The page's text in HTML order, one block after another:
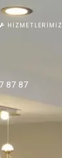
HIZMETLERIMIZ
87 87